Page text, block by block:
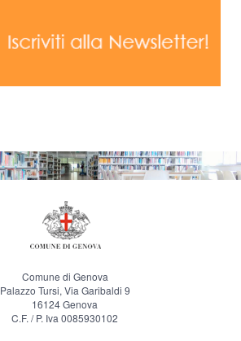
Comune di Genova
Palazzo Tursi, Via Garibaldi 9
16124 Genova
C.F. / P. Iva 0085930102